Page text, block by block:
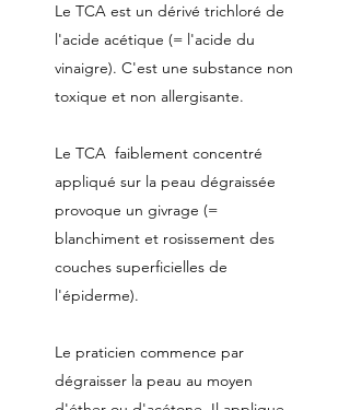
Le TCA est un dérivé trichloré de
l'acide acétique (= l'acide du
vinaigre). C'est une substance non
toxique et non allergisante.
Le TCA faiblement concentré
appliqué sur la peau dégraissée
provoque un givrage (=
blanchiment et rosissement des
couches superficielles de
l'épiderme).
Le praticien commence par
dégraisser la peau au moyen